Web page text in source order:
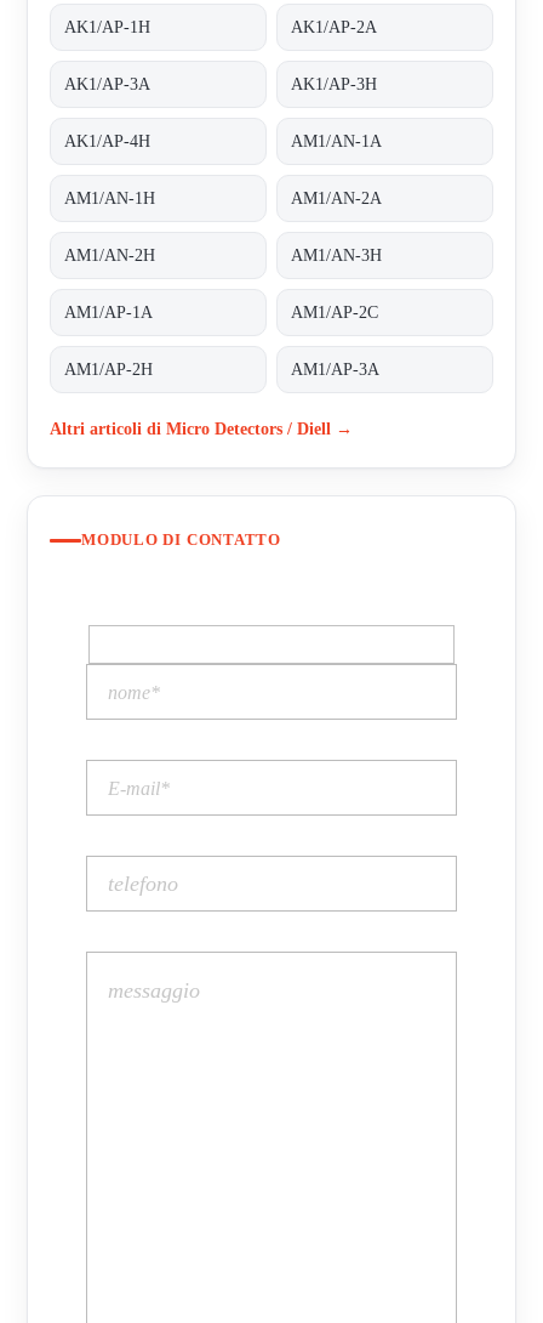
AK1/AP-1H AK1/AP-2A
AK1/AP-3A AK1/AP-3H
AK1/AP-4H AM1/AN-1A
AM1/AN-1H AM1/AN-2A
AM1/AN-2H AM1/AN-3H
AM1/AP-1A AM1/AP-2C
AM1/AP-2H AM1/AP-3A
Altri articoli di Micro Detectors / Diell →
MODULO DI CONTATTO